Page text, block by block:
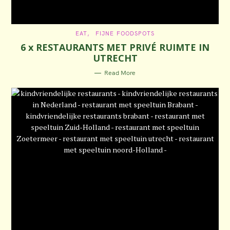
C
T
E
G
O
R
I
S
EAT FIJNE FOODSPOTS
6 x RESTAURANTS MET PRIVÉ RUIMTE IN
UTRECHT
Read More